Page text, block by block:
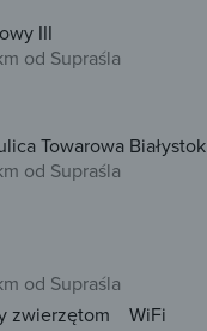
III
od Supraśla
Towarowa Białystok
od Supraśla
od Supraśla
zwierzętom
WiFi